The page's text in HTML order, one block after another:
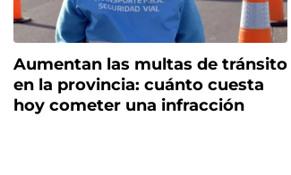
Aumentan las multas de tránsito
en la provincia: cuánto cuesta
hoy cometer una infracción